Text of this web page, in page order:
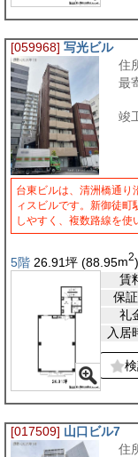
[059968] 写光ビル
住
最
竣
台東ビルは、清洲橋通り
ィスビルです。新御徒町
しやすく、複数路線を使
5階 26.91坪 (88.95m2)
賃
保
礼
入居
[017509] 山口ビル7
住